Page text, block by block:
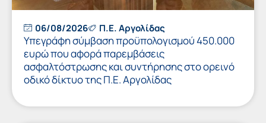
06/08/2026 Π.Ε. Αργολίδας
Υπεγράφη σύμβαση προϋπολογισμού 450.000
ευρώ που αφορά παρεμβάσεις
ασφαλτόστρωσης και συντήρησης στο ορεινό
οδικό δίκτυο της Π.Ε. Αργολίδας